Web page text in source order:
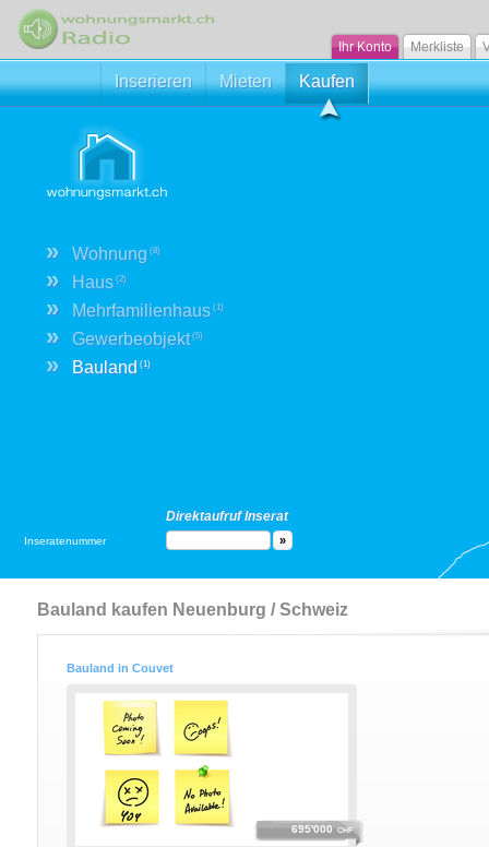
Ihr Konto Merkliste
Inserieren Mieten Kaufen
» Wohnung (8)
» Haus (2)
» Mehrfamilienhaus (1)
» Gewerbeobjekt(5)
» Bauland (1)
Direktaufruf Inserat
Inseratenummer
Bauland kaufen Neuenburg / Schweiz
Bauland in Couvet
695'000 CHF